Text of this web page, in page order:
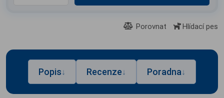
Porovnat Hlídací pes
Popis↓ Recenze↓ Poradna↓